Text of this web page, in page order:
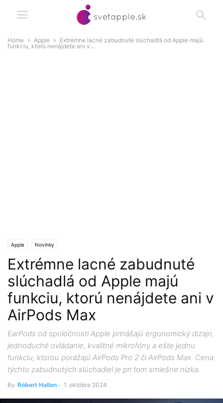
Home Apple
Extrémne lacné zabudnuté slúchadlá od Apple majú
funkciu, ktorú nenájdete ani v...
Apple Novinky
Extrémne lacné zabudnuté
slúchadlá od Apple majú
funkciu, ktorú nenájdete ani v
AirPods Max
EarPods od spoločnosti Apple prinášajú ergonomický dizajn,
jednoduché ovládanie, kvalitné mikrofóny a ešte jednu
funkciu, ktorou porážajú AirPods Pro 2 či AirPods Max. Cena
týchto zabudnutých slúchadiel je pri tom smiešne nízka.
By Róbert Hallon - 1. októbra 2024